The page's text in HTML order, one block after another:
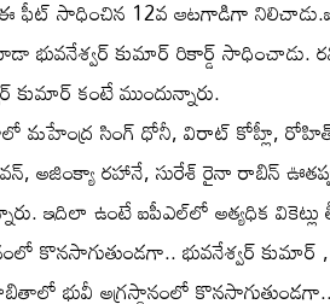
ఫీట్ సాధించిన 12వ ఆటగాడిగా
కుమార్ రికార్డ్ సాధించాడు.
కంటే ముందున్నారు.
మహేంద్ర సింగ్ ధోనీ, విరాట్ కోహ్లీ,
అజింక్యా రహానే, సురేశ్ రైనా రాబిన్
ఇదిలా ఉంటే ఐపీఎల్‌లో అత్యధిక
కొనసాగుతుండగా.. భువనేశ్వర్ కుమార్
భువీ అగ్రస్థానంలో